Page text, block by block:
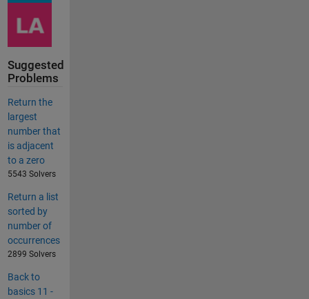
Suggested
Problems
Return the
largest
number that
is adjacent
to a zero
5543 Solvers
Return a list
sorted by
number of
occurrences
2899 Solvers
Back to
basics 11 -